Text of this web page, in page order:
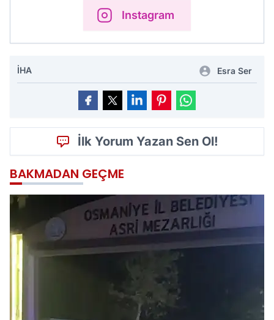
Instagram
İHA Esra Ser
İlk Yorum Yazan Sen Ol!
BAKMADAN GEÇME